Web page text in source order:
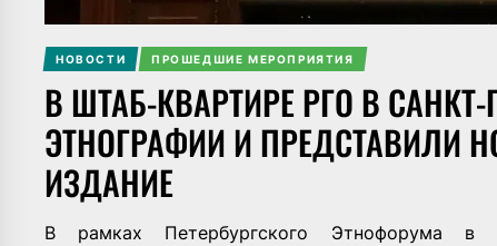
НОВОСТИ ПРОШЕДШИЕ МЕРОПРИЯТИЯ
В ШТАБ-КВАРТИРЕ РГО В
ЭТНОГРАФИИ И ПРЕДСТАВИЛИ
ИЗДАНИЕ
В рамках Петербургского Этнофорума в